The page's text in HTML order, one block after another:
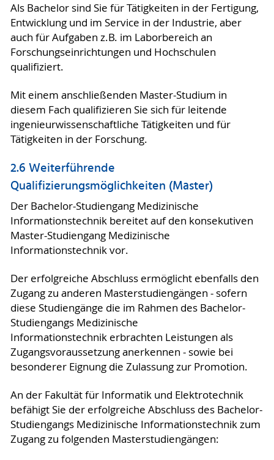
Als Bachelor sind Sie für Tätigkeiten in der Fertigung,
Entwicklung und im Service in der Industrie, aber
auch für Aufgaben z.B. im Laborbereich an
Forschungseinrichtungen und Hochschulen
qualifiziert.
Mit einem anschließenden Master-Studium in
diesem Fach qualifizieren Sie sich für leitende
ingenieurwissenschaftliche Tätigkeiten und für
Tätigkeiten in der Forschung.
2.6 Weiterführende
Qualifizierungsmöglichkeiten (Master)
Der Bachelor-Studiengang Medizinische
Informationstechnik bereitet auf den konsekutiven
Master-Studiengang Medizinische
Informationstechnik vor.
Der erfolgreiche Abschluss ermöglicht ebenfalls den
Zugang zu anderen Masterstudiengängen - sofern
diese Studiengänge die im Rahmen des Bachelor-
Studiengangs Medizinische
Informationstechnik erbrachten Leistungen als
Zugangsvoraussetzung anerkennen - sowie bei
besonderer Eignung die Zulassung zur Promotion.
An der Fakultät für Informatik und Elektrotechnik
befähigt Sie der erfolgreiche Abschluss des Bachelor-
Studiengangs Medizinische Informationstechnik zum
Zugang zu folgenden Masterstudiengängen: